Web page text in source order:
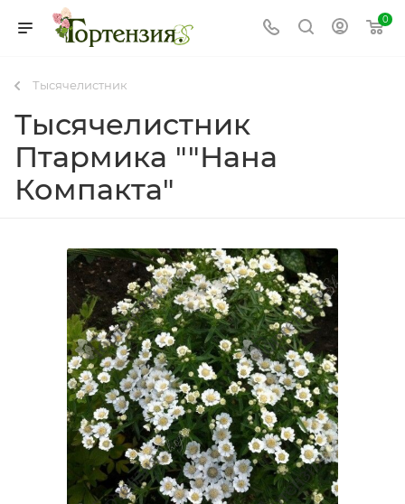
0
Тысячелистник
Тысячелистник
Птармика ""Нана
Компакта"